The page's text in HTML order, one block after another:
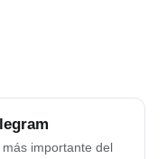
importante del